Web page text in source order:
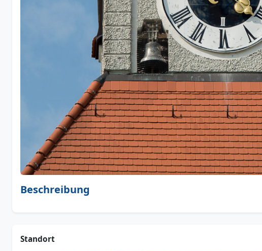
Beschreibung
Standort